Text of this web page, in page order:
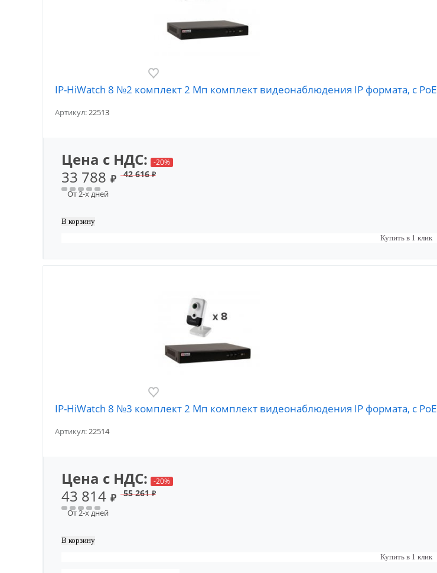
IP-HiWatch 8 №2 комплект 2 Мп комплект видеонаблюдения IP формата, c PoE
Артикул:22513
Цена с НДС: -20%
33 788₽ 42 616₽
От 2-х дней
Купить в 1 клик
IP-HiWatch 8 №3 комплект 2 Мп комплект видеонаблюдения IP формата, c PoE
Артикул:22514
Цена с НДС: -20%
43 814₽ 55 261₽
От 2-х дней
Купить в 1 клик